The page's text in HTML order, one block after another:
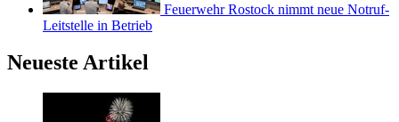
Feuerwehr Rostock nimmt neue Notruf-
Leitstelle in Betrieb
Neueste Artikel